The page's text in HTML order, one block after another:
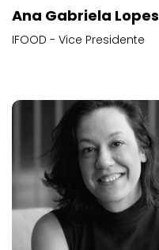
Ana Gabriela Lopes
IFOOD - Vice Presidente